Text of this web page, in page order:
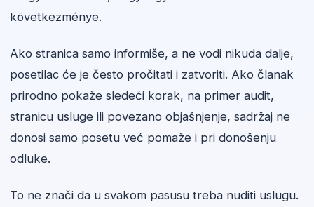
következménye.
Ako stranica samo informiše, a ne vodi nikuda dalje,
posetilac će je često pročitati i zatvoriti. Ako članak
prirodno pokaže sledeći korak, na primer audit,
stranicu usluge ili povezano objašnjenje, sadržaj ne
donosi samo posetu već pomaže i pri donošenju
odluke.
To ne znači da u svakom pasusu treba nuditi uslugu.